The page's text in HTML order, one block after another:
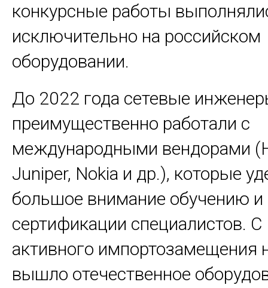
конкурсные работы
исключительно на российском
оборудовании.
До 2022 года сетевые
преимущественно работали с
международными вендорами
Juniper, Nokia и др.), которые
большое внимание обучению и
сертификации специалистов.
активного импортозамещения
вышло отечественное